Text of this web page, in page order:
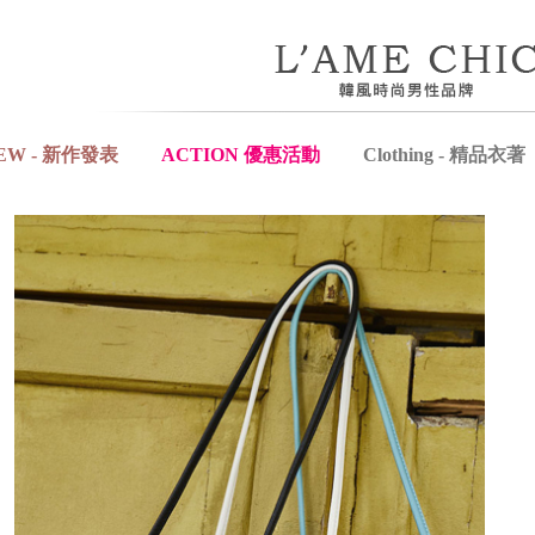
- 新作發表 ACTION 優惠活動 Clothing - 精品衣著